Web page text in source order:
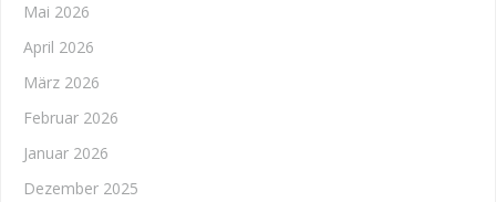
Mai 2026
April 2026
März 2026
Februar 2026
Januar 2026
Dezember 2025